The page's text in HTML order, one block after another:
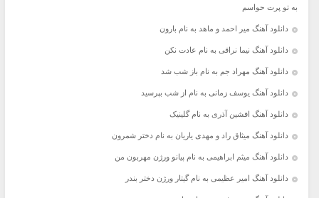
به تو پرت حواسم
دانلود آهنگ میر احمد و ماهد به نام بارون
دانلود آهنگ نیما نراقی به نام عادت نکن
دانلود آهنگ مهراد جم به نام باز شب شد
دانلود آهنگ یوسف زمانی به نام از شب بپرسید
دانلود آهنگ افشین آذری به نام گلینیک
دانلود آهنگ میثاق راد و مهدی یاریان به نام دختر شمرون
دانلود آهنگ میثم ابراهیمی به نام پیانو ورژن مهربون من
دانلود آهنگ امیر عظیمی به نام گیتار ورژن دختر بندر